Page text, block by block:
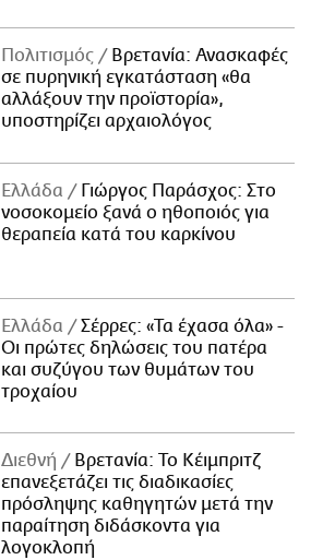
Πολιτισμός
Βρετανία: Ανασκαφές
σε πυρηνική εγκατάσταση «θα
αλλάξουν την προϊστορία»,
υποστηρίζει αρχαιολόγος
Ελλάδα
Γιώργος Παράσχος: Στο
νοσοκομείο ξανά ο ηθοποιός για
θεραπεία κατά του καρκίνου
Ελλάδα
Σέρρες: «Τα έχασα όλα» -
Οι πρώτες δηλώσεις του πατέρα
και συζύγου των θυμάτων του
τροχαίου
Διεθνή
Βρετανία: Το Κέιμπριτζ
επανεξετάζει τις διαδικασίες
πρόσληψης καθηγητών μετά την
παραίτηση διδάσκοντα για
λογοκλοπή